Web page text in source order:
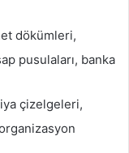
dökümleri,
pusulaları, banka
çizelgeleri,